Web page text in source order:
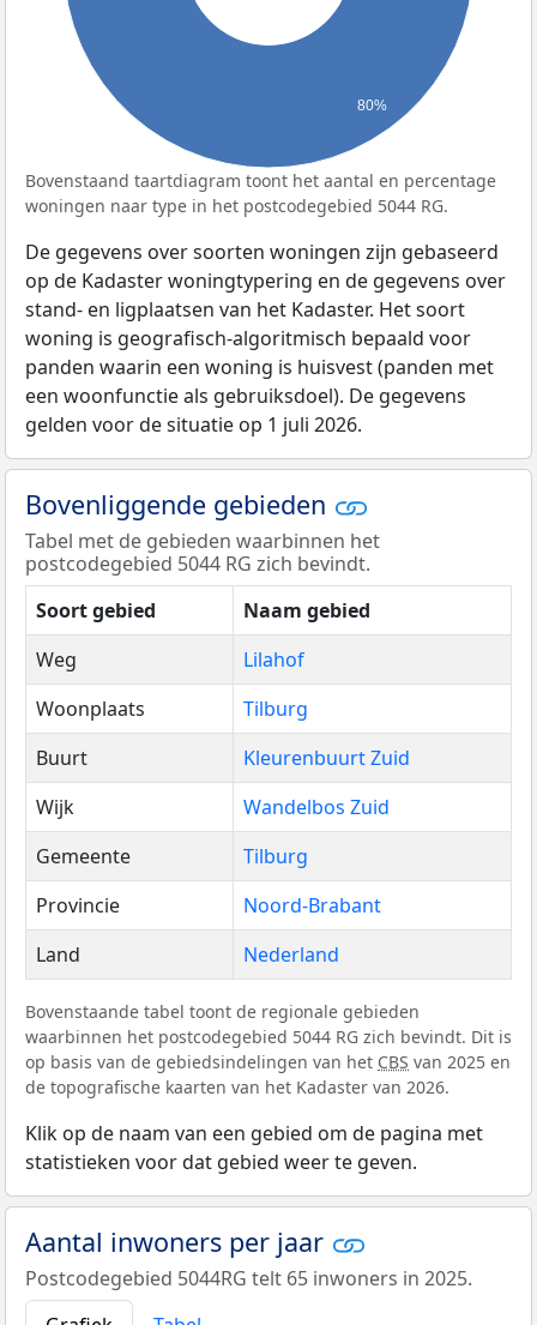
80%
Bovenstaand taartdiagram toont het aantal en percentage
woningen naar type in het postcodegebied 5044 RG.
De gegevens over soorten woningen zijn gebaseerd
op de Kadaster woningtypering en de gegevens over
stand- en ligplaatsen van het Kadaster. Het soort
woning is geografisch-algoritmisch bepaald voor
panden waarin een woning is huisvest (panden met
een woonfunctie als gebruiksdoel). De gegevens
gelden voor de situatie op 1 juli 2026.
Bovenliggende gebieden
Tabel met de gebieden waarbinnen het
postcodegebied 5044 RG zich bevindt.
Soort gebied
Naam gebied
Weg
Lilahof
Woonplaats
Tilburg
Buurt
Kleurenbuurt Zuid
Wijk
Wandelbos Zuid
Gemeente
Tilburg
Provincie
Noord-Brabant
Land
Nederland
Bovenstaande tabel toont de regionale gebieden
waarbinnen het postcodegebied 5044 RG zich bevindt. Dit is
op basis van de gebiedsindelingen van het CBS van 2025 en
de topografische kaarten van het Kadaster van 2026.
Klik op de naam van een gebied om de pagina met
statistieken voor dat gebied weer te geven.
Aantal inwoners per jaar
Postcodegebied 5044RG telt 65 inwoners in 2025.